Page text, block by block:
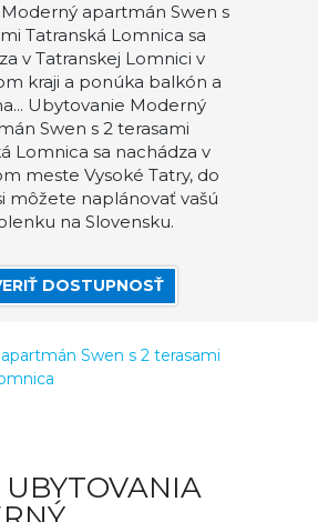
apartmán Swen s
Tatranská Lomnica sa
v Tatranskej Lomnici v
kraji a ponúka balkón a
Ubytovanie Moderný
Swen s 2 terasami
Lomnica sa nachádza v
meste Vysoké Tatry, do
môžete naplánovať vašú
na Slovensku.
DOSTUPNOSŤ
UBYTOVANIA